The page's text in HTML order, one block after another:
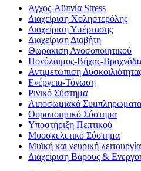
Άγχος-Αϋπνία Stress
Διαχείριση Χοληστερόλης
Διαχείριση Υπέρτασης
Διαχείριση Διαβήτη
Θωράκιση Ανοσοποιητικού
Πονόλαιμος-Βήχας-Βραχνάδα
Αντιμετώπιση
Eνέργεια-Τόνωση
Ρινικό Σύστημα
Λιποσωμιακά Συμπληρώματα
Ουροποιητικό Σύστημα
Υποστήριξη Πεπτικού
Μυοσκελετικό Σύστημα
Μυϊκή και νευρική λειτουργία
Διαχείριση Βάρους &